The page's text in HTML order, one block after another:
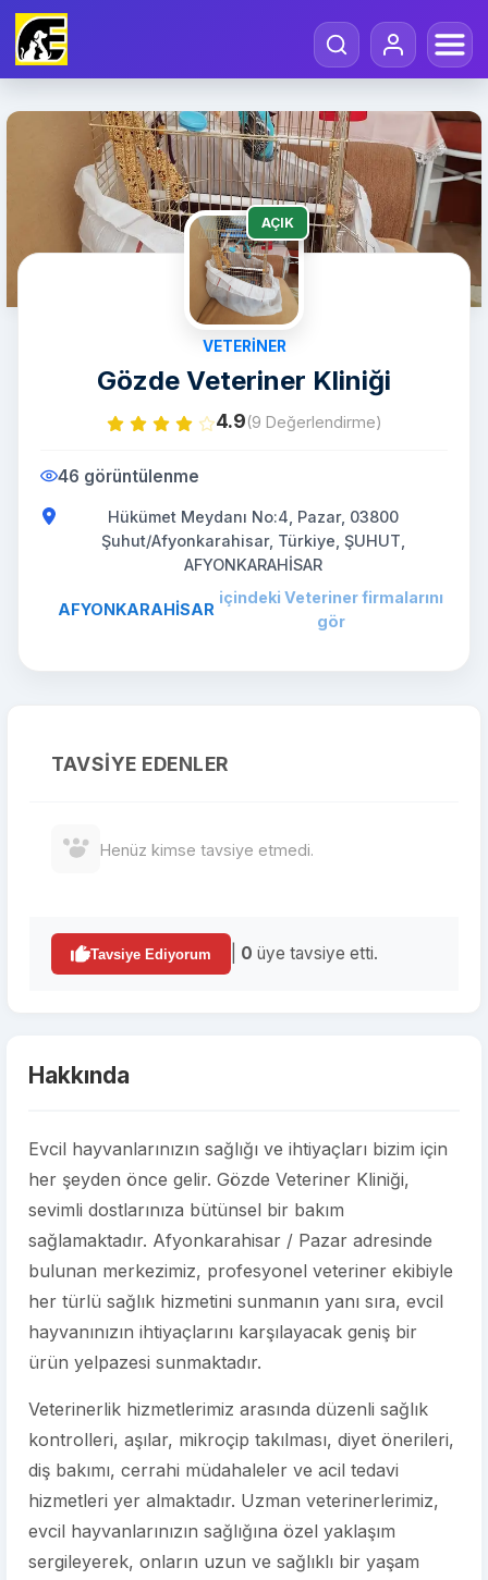
AÇIK
VETERINER
Gözde Veteriner Kliniği
4.9(9 Değerlendirme)
46 görüntülenme
Hükümet Meydanı No:4, Pazar, 03800
Şuhut/Afyonkarahisar, Türkiye, ŞUHUT,
AFYONKARAHİSAR
AFYONKARAHİSAR
içindeki Veteriner firmalarını
gör
TAVSIYE EDENLER
Henüz kimse tavsiye etmedi.
Tavsiye Ediyorum 0 üye tavsiye etti.
Hakkında
Evcil hayvanlarınızın sağlığı ve ihtiyaçları bizim için
her şeyden önce gelir. Gözde Veteriner Kliniği,
sevimli dostlarınıza bütünsel bir bakım
sağlamaktadır. Afyonkarahisar / Pazar adresinde
bulunan merkezimiz, profesyonel veteriner ekibiyle
her türlü sağlık hizmetini sunmanın yanı sıra, evcil
hayvanınızın ihtiyaçlarını karşılayacak geniş bir
ürün yelpazesi sunmaktadır.
Veterinerlik hizmetlerimiz arasında düzenli sağlık
kontrolleri, aşılar, mikroçip takılması, diyet önerileri,
diş bakımı, cerrahi müdahaleler ve acil tedavi
hizmetleri yer almaktadır. Uzman veterinerlerimiz,
evcil hayvanlarınızın sağlığına özel yaklaşım
sergileyerek, onların uzun ve sağlıklı bir yaşam